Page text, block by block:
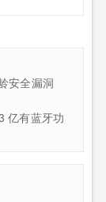
安全漏洞
亿有蓝牙功